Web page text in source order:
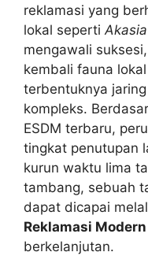
reklamasi yang
lokal sepertiAkasia
mengawali
kembali fauna
terbentuknya
kompleks.
ESDM terbaru,
tingkat penutupan
kurun waktu lima
tambang, sebuah
dapat dicapai
Reklamasi Modern
berkelanjutan.